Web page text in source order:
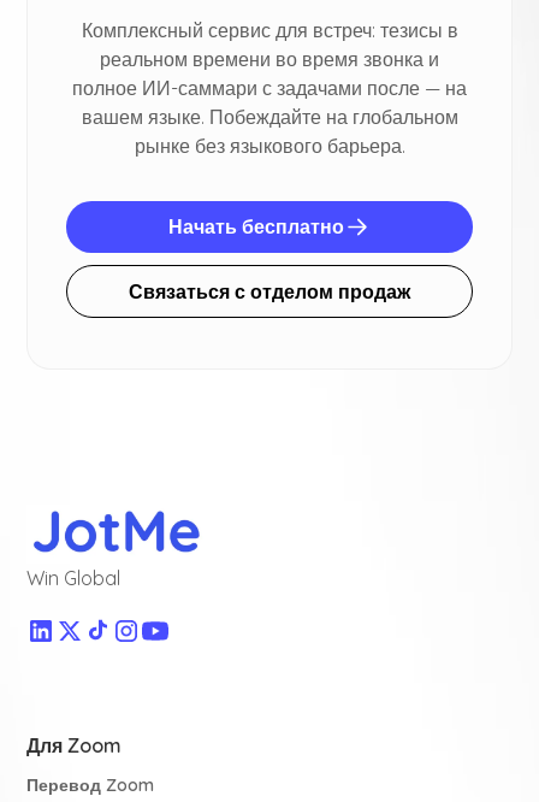
Комплексный сервис для встреч: тезисы в
реальном времени во время звонка и
полное ИИ-саммари с задачами после — на
вашем языке. Побеждайте на глобальном
рынке без языкового барьера.
Начать бесплатно
Связаться с отделом продаж
Win Global
Для Zoom
Перевод Zoom